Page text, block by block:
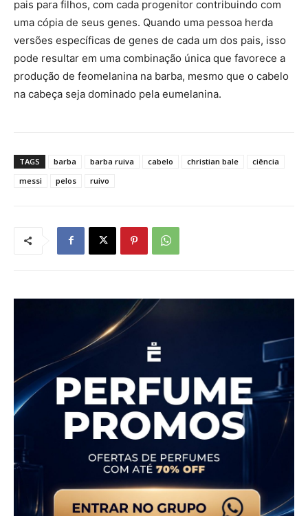
pais para filhos, com cada progenitor contribuindo com
uma cópia de seus genes. Quando uma pessoa herda
versões específicas de genes de cada um dos pais, isso
pode resultar em uma combinação única que favorece a
produção de feomelanina na barba, mesmo que o cabelo
na cabeça seja dominado pela eumelanina.
TAGS barba barba ruiva cabelo christian bale
ciência
messi
pelos ruivo